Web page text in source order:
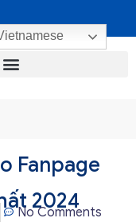
Fanpage
2024
No Comments